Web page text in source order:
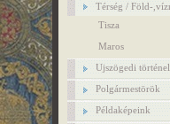
Térség / Föld-
Tisza
Maros
Ujszögedi
Polgármestörök
Példaképeink